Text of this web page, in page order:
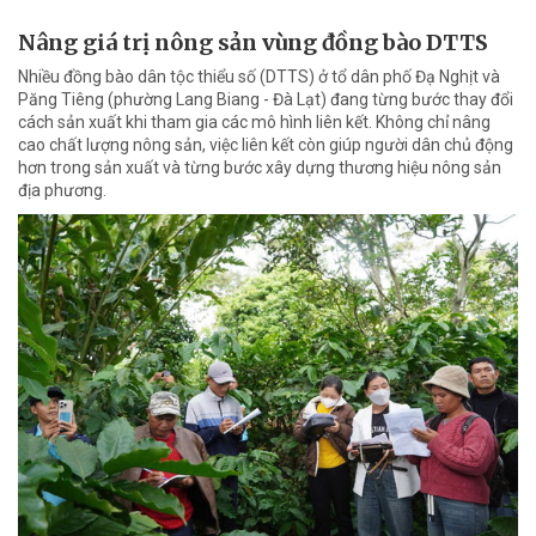
Nâng giá trị nông sản vùng đồng bào DTTS
Nhiều đồng bào dân tộc thiểu số (DTTS) ở tổ dân phố Đạ Nghịt và
Păng Tiêng (phường Lang Biang - Đà Lạt) đang từng bước thay đổi
cách sản xuất khi tham gia các mô hình liên kết. Không chỉ nâng
cao chất lượng nông sản, việc liên kết còn giúp người dân chủ động
hơn trong sản xuất và từng bước xây dựng thương hiệu nông sản
địa phương.